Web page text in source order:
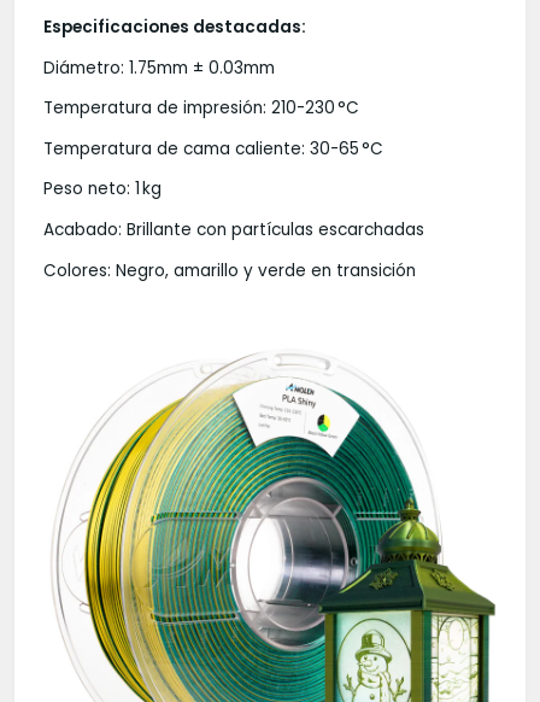
Especificaciones destacadas:
Diámetro: 1.75mm ± 0.03mm
Temperatura de impresión: 210-230 °C
Temperatura de cama caliente: 30-65 °C
Peso neto: 1 kg
Acabado: Brillante con partículas escarchadas
Colores: Negro, amarillo y verde en transición